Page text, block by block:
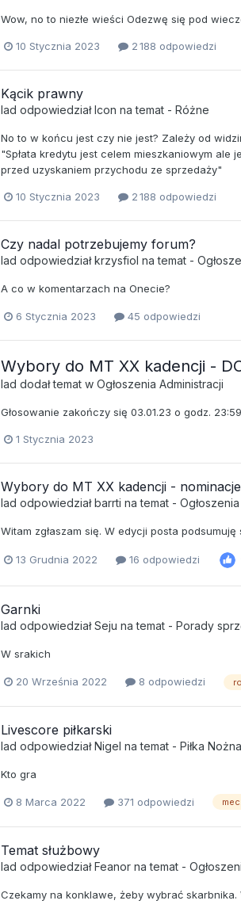
Wow, no to niezłe wieści Odezwę się pod
10 Stycznia 2023 2 188 odpowiedzi
Kącik prawny
lad odpowiedziałIcon na temat - Różne
No to w końcu jest czy nie jest? Zależy od
"Spłata kredytu jest celem mieszkaniowym
przed uzyskaniem przychodu ze sprzedaży"
10 Stycznia 2023 2 188 odpowiedzi
Czy nadal potrzebujemy forum?
lad odpowiedział krzysfiol na temat -
A co w komentarzach na Onecie?
6 Stycznia 2023 45 odpowiedzi
Wybory do MT XX kadencji -
lad dodał temat w Ogłoszenia Administracji
Głosowanie zakończy się 03.01.23 o godz. 23:59
1 Stycznia 2023
Wybory do MT XX kadencji - nominacje
lad odpowiedziałbarrti na temat -
Witam zgłaszam się. W edycji posta podsumuję
13 Grudnia 2022 16 odpowiedzi
Garnki
lad odpowiedziałSeju na temat - Porady
W srakich
20 Września 2022 8 odpowiedzi
Livescore piłkarski
lad odpowiedziałNigel na temat - Piłka Nożna
Kto gra
8 Marca 2022 371 odpowiedzi
Temat służbowy
lad odpowiedziałFeanor na temat -
Czekamy na konklawe, żeby wybrać